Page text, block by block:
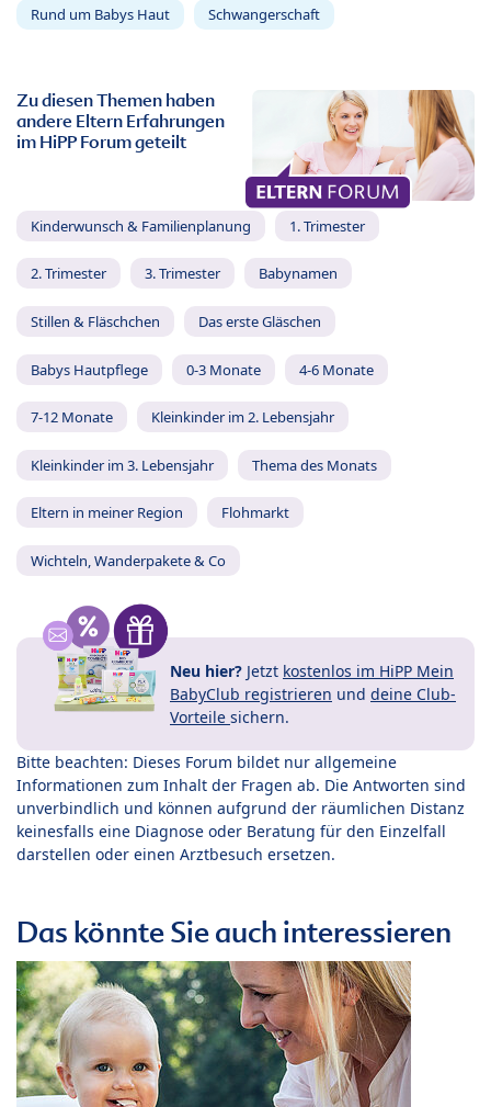
Rund um Babys Haut Schwangerschaft
Zu diesen Themen haben
andere Eltern Erfahrungen
im HiPP Forum geteilt
Kinderwunsch & Familienplanung 1. Trimester
2. Trimester 3. Trimester Babynamen
Stillen & Fläschchen Das erste Gläschen
Babys Hautpflege 0-3 Monate 4-6 Monate
7-12 Monate Kleinkinder im 2. Lebensjahr
Kleinkinder im 3. Lebensjahr Thema des Monats
Eltern in meiner Region Flohmarkt
Wichteln, Wanderpakete & Co
Neu hier? Jetzt kostenlos im HiPP Mein
BabyClub registrieren und deine Club-
Vorteile sichern.
Bitte beachten: Dieses Forum bildet nur allgemeine
Informationen zum Inhalt der Fragen ab. Die Antworten sind
unverbindlich und können aufgrund der räumlichen Distanz
keinesfalls eine Diagnose oder Beratung für den Einzelfall
darstellen oder einen Arztbesuch ersetzen.
Das könnte Sie auch interessieren